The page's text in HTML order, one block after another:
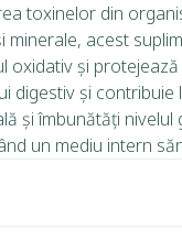
toxinelor din
acest
și
digestiv și
și îmbunătăți nivelul
un mediu intern